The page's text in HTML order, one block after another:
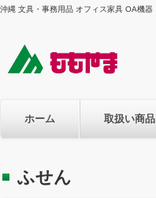
沖縄 文具・事務用品 オフィス家具 OA機器
ホーム 取扱い商品
ふせん